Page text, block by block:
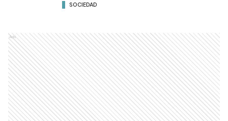
SOCIEDAD
Ads